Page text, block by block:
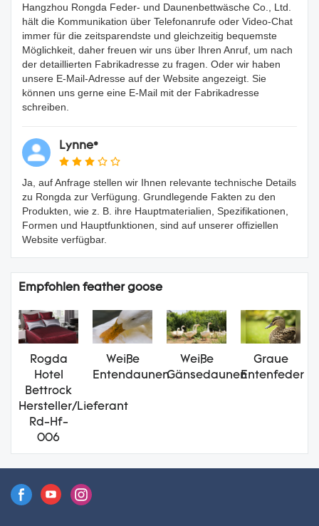
Hangzhou Rongda Feder- und Daunenbettwäsche Co., Ltd.
hält die Kommunikation über Telefonanrufe oder Video-Chat
immer für die zeitsparendste und gleichzeitig bequemste
Möglichkeit, daher freuen wir uns über Ihren Anruf, um nach
der detaillierten Fabrikadresse zu fragen. Oder wir haben
unsere E-Mail-Adresse auf der Website angezeigt. Sie
können uns gerne eine E-Mail mit der Fabrikadresse
schreiben.
Lynne*
Ja, auf Anfrage stellen wir Ihnen relevante technische Details
zu Rongda zur Verfügung. Grundlegende Fakten zu den
Produkten, wie z. B. ihre Hauptmaterialien, Spezifikationen,
Formen und Hauptfunktionen, sind auf unserer offiziellen
Website verfügbar.
Empfohlen feather goose
Rogda
Hotel
Bettrock
Hersteller/Lieferant
Rd-Hf-
006
Weiße
Entendaunen
Weiße
Gänsedaunen
Graue
Entenfeder